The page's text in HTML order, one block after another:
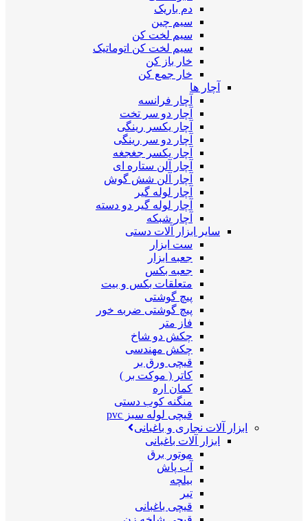
دم باریک
سیم چین
سیم لخت کن
سیم لخت کن اتوماتیک
خار باز کن
خار جمع کن
آچار ها
آچار فرانسه
آچار دو سر تخت
آچار یکسر رینگی
آچار دو سر رینگی
آچار یکسر جغجغه
آچار آلن ستاره ای
آچار آلن شش گوش
آچار لوله گیر
آچار لوله گیر دو دسته
آچار شبکه
سایر ابزار آلات دستی
ست ابزار
جعبه ابزار
جعبه بکس
متعلقات بکس و بیت
پیچ گوشتی
پیچ گوشتی ضربه خور
فاز متر
چکش دو شاخ
چکش مهندسی
قیچی ورق بر
کاتر ( موکت بر )
کمان اره
منگنه کوب دستی
قیچی لوله سبز pvc
ابزار آلات نجاری و باغبانی
ابزار آلات باغبانی
موتور برق
آب پاش
بیلچه
تبر
قیچی باغبانی